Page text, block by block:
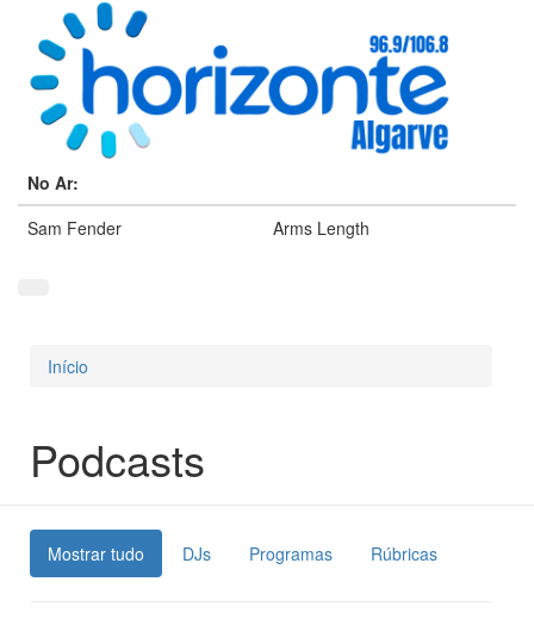
No Ar:
Sam Fender
Arms Length
Está aqui
Início
Podcasts
Mostrar tudo DJs Programas Rúbricas